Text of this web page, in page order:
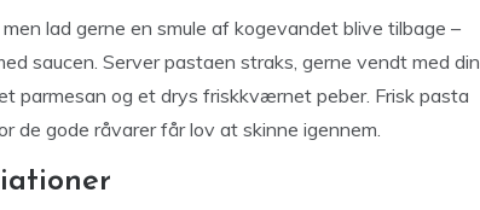
lad gerne en smule af kogevandet blive tilbage –
saucen. Server pastaen straks, gerne vendt med din
parmesan og et drys friskkværnet peber. Frisk pasta
de gode råvarer får lov at skinne igennem.